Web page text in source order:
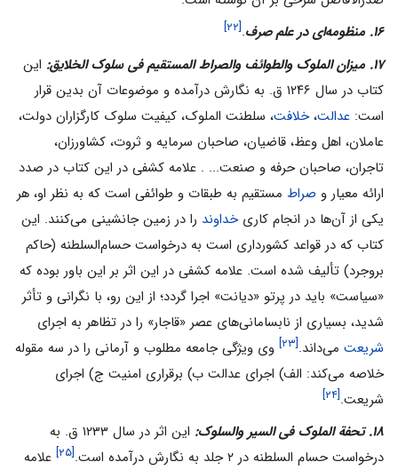
۱۶. منظومه‌ای در علم صرف .[۲۲]
۱۷. میزان الملوک والطوائف والصراط المستقیم فی سلوک الخلایق:
این
کتاب در سال ۱۲۴۶ ق. به نگارش درآمده و موضوعات آن بدین قرار
است: عدالت،خلافت، سلطنت الملوک، کیفیت سلوک کارگزاران دولت،
عاملان، اهل وعظ، قاضیان، صاحبان سرمایه و ثروت، کشاورزان،
تاجران، صاحبان حرفه و صنعت... . علامه کشفی در این کتاب در صدد
ارائه معیار و صراط مستقیم به طبقات و طوائفی است که به نظر او، هر
یکی از آن‌ها در انجام کاریخداوند را در زمین جانشینی می‌‌کنند. این
کتاب که در قواعد کشورداری است به درخواست حسام‌السلطنه (حاکم
بروجرد) تألیف شده است. علامه کشفی در این اثر بر این باور بوده که
«سیاست» باید در پرتو «دیانت» اجرا گردد؛ از این رو، با نگرانی و تأثر
شدید، بسیاری از نابسامانی‌های عصر «قاجار» را در تظاهر به اجرای
شریعت می‌‌داند.[۲۳]
وی ویژگی جامعه مطلوب و آرمانی را در سه مقوله
خلاصه می‌‌کند: الف) اجرای عدالت ب) برقراری امنیت ج) اجرای
شریعت.[۲۴]
۱۸. تحفة الملوک فی السیر والسلوک:
این اثر در سال ۱۲۳۳ ق. به
درخواست حسام السلطنه در ۲ جلد به نگارش درآمده است.
[۲۵]
علامه